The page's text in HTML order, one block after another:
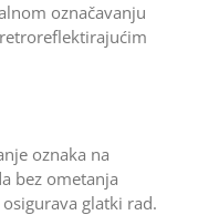
označavanju
oznaka na
bez ometanja
glatki rad.